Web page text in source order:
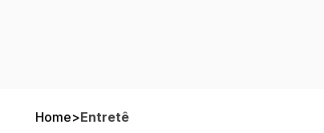
Home>Entretê